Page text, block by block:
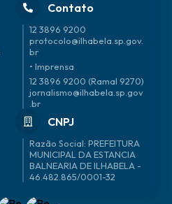
Contato
12 3896 9200
protocolo@ilhabela.sp.gov.
br
• Imprensa
12 3896 9200 (Ramal 9270)
jornalismo@ilhabela.sp.gov
.br
CNPJ
46.482.865/0001-32